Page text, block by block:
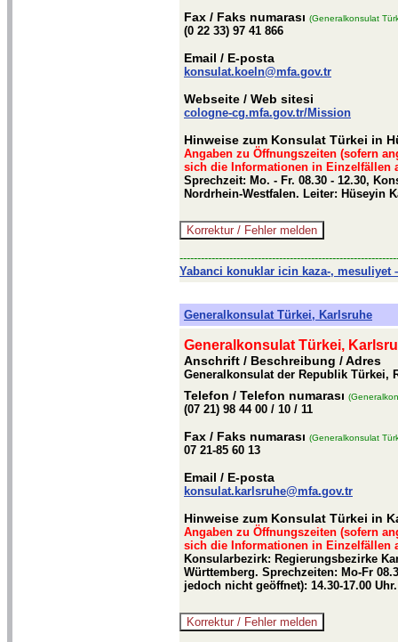
Fax / Faks numarası (Generalkonsulat
(0 22 33) 97 41 866
Email / E-posta
konsulat.koeln@mfa.gov.tr
Webseite / Web sitesi
cologne-cg.mfa.gov.tr/Mission
Hinweise zum Konsulat Türkei in
Angaben zu Öffnungszeiten (sofern
sich die Informationen in Einzelfällen
Sprechzeit: Mo. - Fr. 08.30 - 12.30,
Nordrhein-Westfalen. Leiter: Hüseyin
Yabanci konuklar icin kaza-, mesuliyet
Generalkonsulat Türkei, Karlsruhe
Generalkonsulat Türkei,
Anschrift / Beschreibung / Adres
Generalkonsulat der Republik Türkei,
Telefon / Telefon numarası
(07 21) 98 44 00 / 10 / 11
Fax / Faks numarası (Generalkonsulat
07 21-85 60 13
Email / E-posta
konsulat.karlsruhe@mfa.gov.tr
Hinweise zum Konsulat Türkei in
Angaben zu Öffnungszeiten (sofern
sich die Informationen in Einzelfällen
Konsularbezirk: Regierungsbezirke
Württemberg. Sprechzeiten: Mo-Fr
jedoch nicht geöffnet): 14.30-17.00